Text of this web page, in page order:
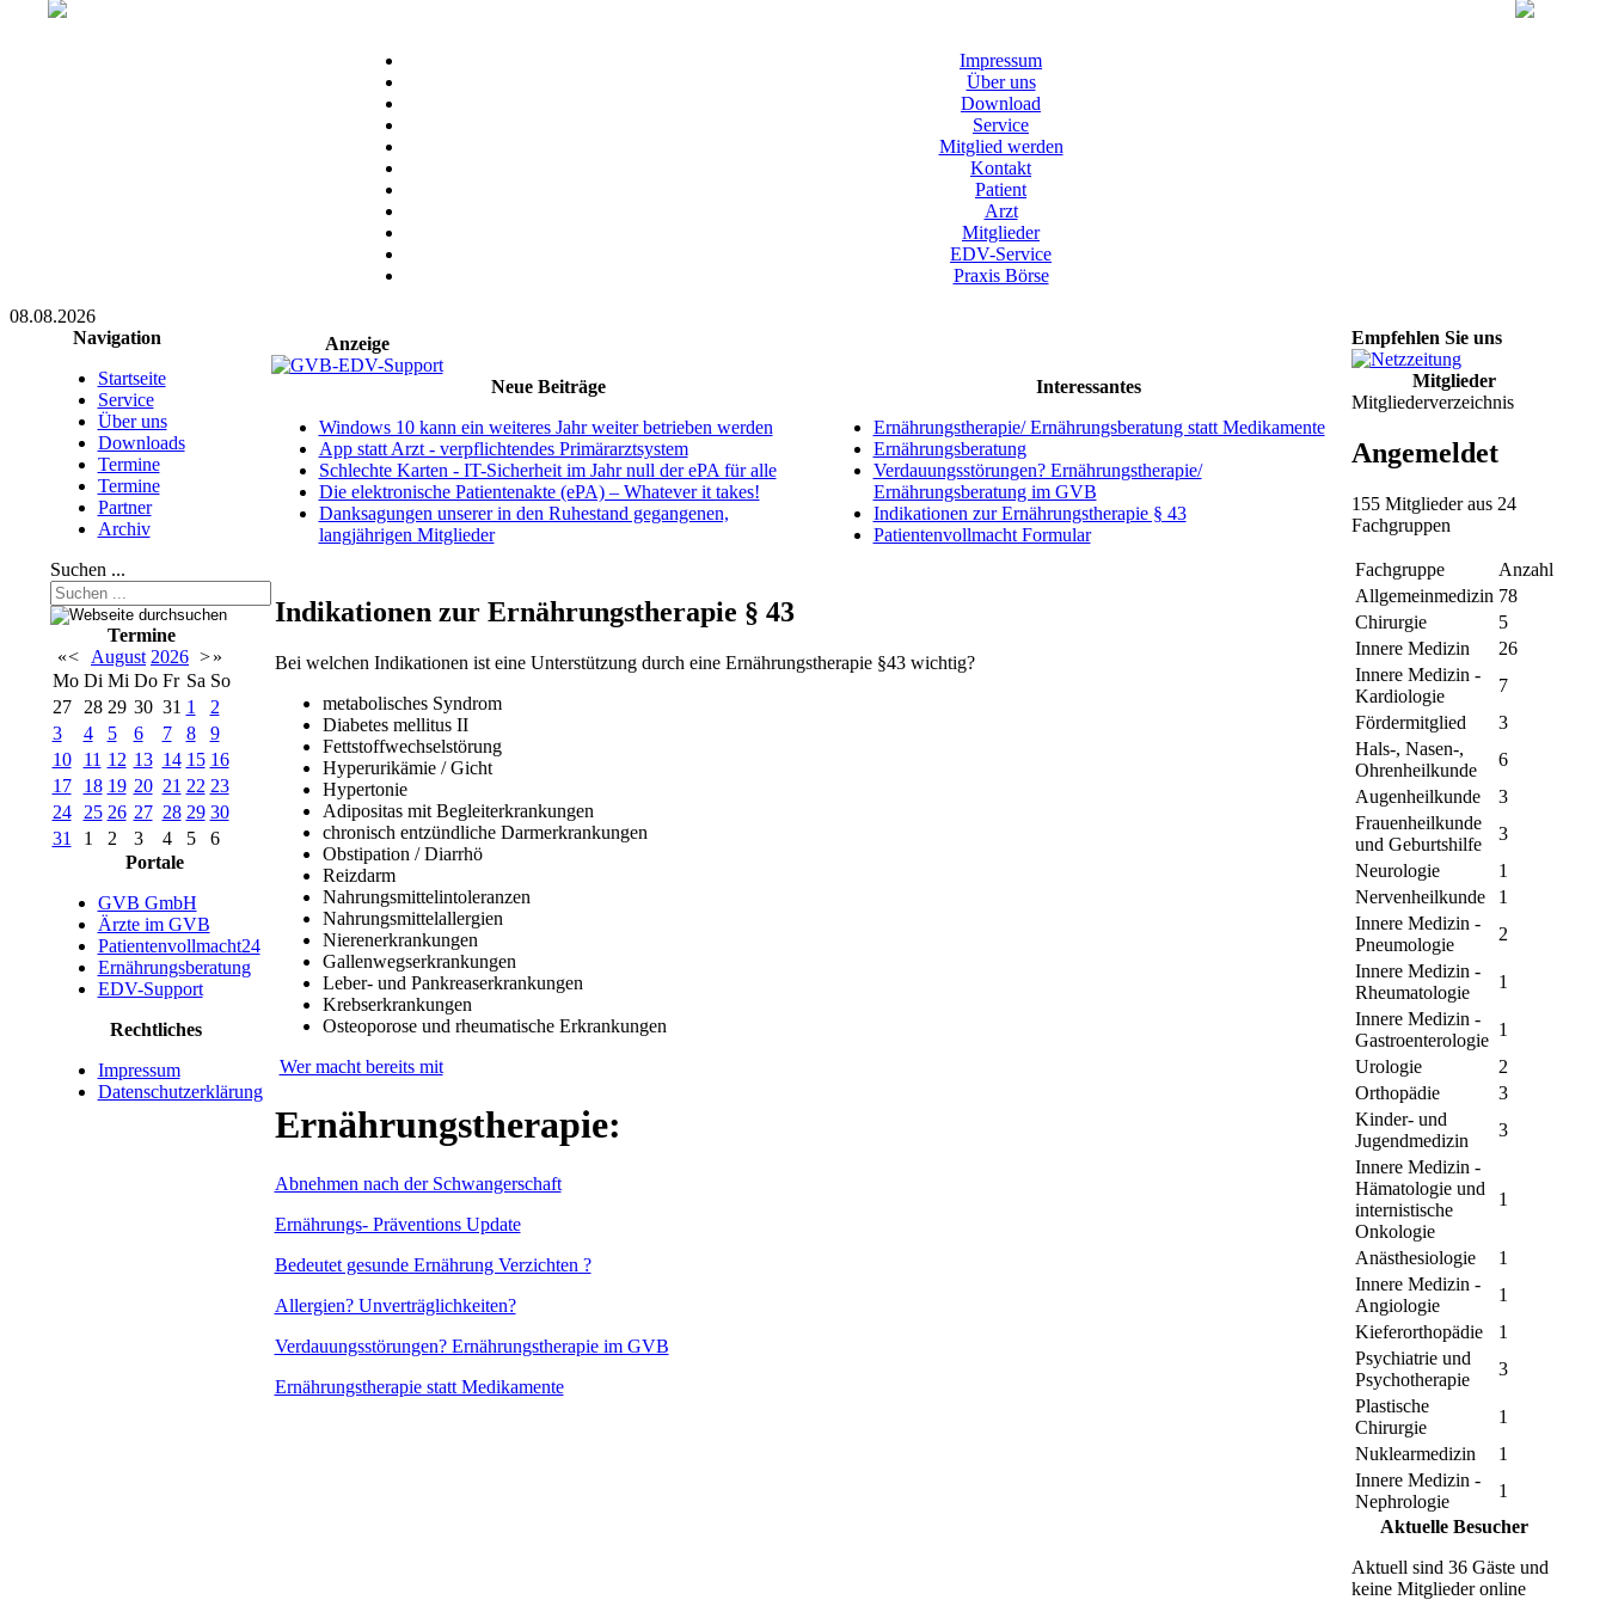
Impressum
Über uns
Download
Service
Mitglied werden
Kontakt
Patient
Arzt
Mitglieder
EDV-Service
Praxis Börse
08.08.2026
Navigation
Startseite
Service
Über uns
Downloads
Termine
Termine
Partner
Archiv
Suchen ...
Termine
«< August 2026 >»
Mo Di Mi Do Fr Sa So
27
28 29 30 31 1
2
3
4 5 6 7 8
9
10
11 12 13 14 15 16
17
18 19 20 21 22 23
24
25 26 27 28 29 30
31
1 2 3 4 5
6
Portale
GVB GmbH
Ärzte im GVB
Patientenvollmacht24
Ernährungsberatung
EDV-Support
Rechtliches
Impressum
Datenschutzerklärung
Anzeige
Neue Beiträge
Windows 10 kann ein weiteres Jahr weiter betrieben werden
App statt Arzt - verpflichtendes Primärarztsystem
Schlechte Karten - IT-Sicherheit im Jahr null der ePA für alle
Die elektronische Patientenakte (ePA) – Whatever it takes!
Danksagungen unserer in den Ruhestand gegangenen,
langjährigen Mitglieder
Interessantes
Ernährungstherapie/ Ernährungsberatung statt Medikamente
Ernährungsberatung
Verdauungsstörungen? Ernährungstherapie/
Ernährungsberatung im GVB
Indikationen zur Ernährungstherapie § 43
Patientenvollmacht Formular
Indikationen zur Ernährungstherapie § 43
Bei welchen Indikationen ist eine Unterstützung durch eine Ernährungstherapie §43 wichtig?
metabolisches Syndrom
Diabetes mellitus II
Fettstoffwechselstörung
Hyperurikämie / Gicht
Hypertonie
Adipositas mit Begleiterkrankungen
chronisch entzündliche Darmerkrankungen
Obstipation / Diarrhö
Reizdarm
Nahrungsmittelintoleranzen
Nahrungsmittelallergien
Nierenerkrankungen
Gallenwegserkrankungen
Leber- und Pankreaserkrankungen
Krebserkrankungen
Osteoporose und rheumatische Erkrankungen
Wer macht bereits mit
Ernährungstherapie:
Abnehmen nach der Schwangerschaft
Ernährungs- Präventions Update
Bedeutet gesunde Ernährung Verzichten ?
Allergien? Unverträglichkeiten?
Verdauungsstörungen? Ernährungstherapie im GVB
Ernährungstherapie statt Medikamente
Empfehlen Sie uns
Mitglieder
Mitgliederverzeichnis
Angemeldet
155 Mitglieder aus 24
Fachgruppen
Fachgruppe
Anzahl
Allgemeinmedizin 78
Chirurgie
5
Innere Medizin
26
Innere Medizin -
Kardiologie
7
Fördermitglied
3
Hals-, Nasen-,
Ohrenheilkunde
6
Augenheilkunde
3
Frauenheilkunde
und Geburtshilfe
3
Neurologie
1
Nervenheilkunde
1
Innere Medizin -
Pneumologie
2
Innere Medizin -
Rheumatologie
1
Innere Medizin -
Gastroenterologie
1
Urologie
2
Orthopädie
3
Kinder- und
Jugendmedizin
3
Innere Medizin -
Hämatologie und
internistische
Onkologie
1
Anästhesiologie
1
Innere Medizin -
Angiologie
1
Kieferorthopädie
1
Psychiatrie und
Psychotherapie
3
Plastische
Chirurgie
1
Nuklearmedizin
1
Innere Medizin -
Nephrologie
1
Aktuelle Besucher
Aktuell sind 36 Gäste und
keine Mitglieder online